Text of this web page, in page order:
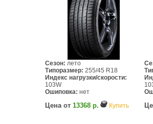
Сезон: лето
Типоразмер: 255/45 R18
Индекс нагрузки/скорости:
103W
Ошиповка: нет
Цена от 13368 р. Купить